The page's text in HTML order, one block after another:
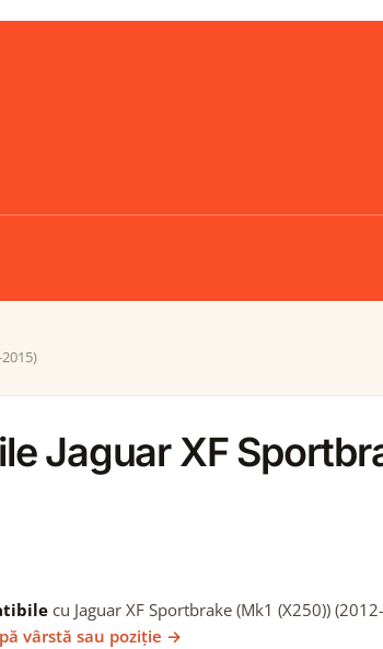
Jaguar XF
cu Jaguar XF Sportbrake (Mk1 (X250))
vârstă sau poziție →